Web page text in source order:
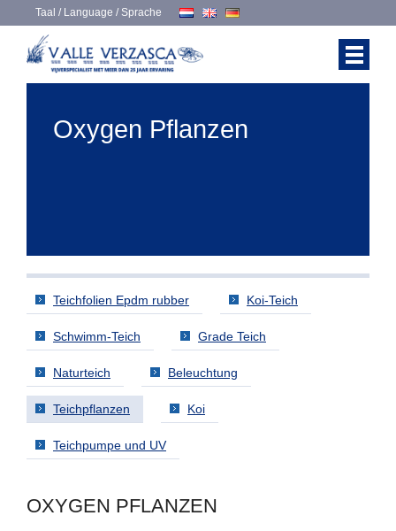
Taal / Language / Sprache
Oxygen Pflanzen
Teichfolien Epdm rubber Koi-Teich
Schwimm-Teich Grade Teich
Naturteich Beleuchtung
Teichpflanzen Koi
Teichpumpe und UV
OXYGEN PFLANZEN